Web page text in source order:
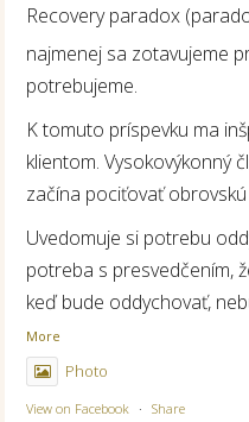
Recovery paradox
najmenej sa zotavujeme
potrebujeme.
K tomuto príspevku ma
klientom. Vysokovýkonný
začína pociťovať obrovskú
Uvedomuje si potrebu
potreba s presvedčením,
keď bude oddychovať,
More
Photo
View on Facebook · Share